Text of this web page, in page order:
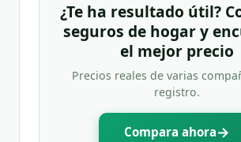
¿Te ha resultado útil?
seguros de hogar y
el mejor precio
Precios reales de varias
registro.
Compara ahora→